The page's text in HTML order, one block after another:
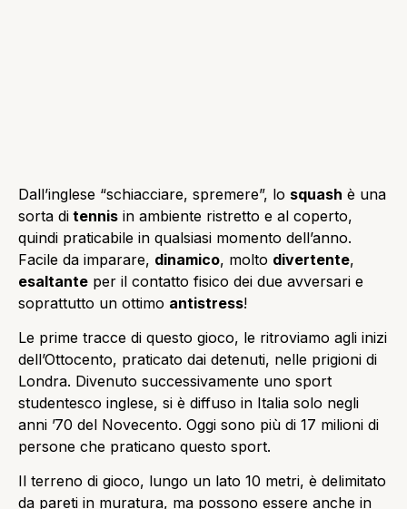
Dall’inglese “schiacciare, spremere”, lo squash è una
sorta di tennis in ambiente ristretto e al coperto,
quindi praticabile in qualsiasi momento dell’anno.
Facile da imparare, dinamico, molto divertente,
esaltante per il contatto fisico dei due avversari e
soprattutto un ottimo antistress!
Le prime tracce di questo gioco, le ritroviamo agli inizi
dell’Ottocento, praticato dai detenuti, nelle prigioni di
Londra. Divenuto successivamente uno sport
studentesco inglese, si è diffuso in Italia solo negli
anni ’70 del Novecento. Oggi sono più di 17 milioni di
persone che praticano questo sport.
Il terreno di gioco, lungo un lato 10 metri, è delimitato
da pareti in muratura, ma possono essere anche in